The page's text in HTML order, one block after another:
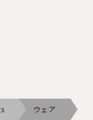
ウェア